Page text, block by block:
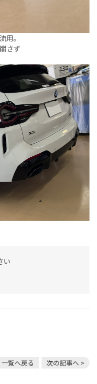
用。
さず
い
一覧へ戻る 次の記事へ >